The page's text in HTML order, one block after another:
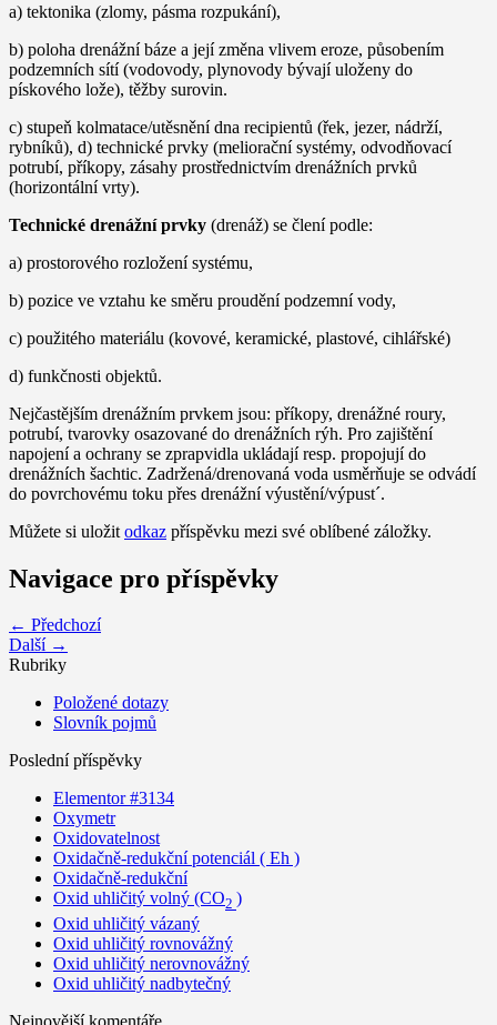
a) tektonika (zlomy, pásma rozpukání),
b) poloha drenážní báze a její změna vlivem eroze, působením
podzemních sítí (vodovody, plynovody bývají uloženy do
pískového lože), těžby surovin.
c) stupeň kolmatace/utěsnění dna recipientů (řek, jezer, nádrží,
rybníků), d) technické prvky (meliorační systémy, odvodňovací
potrubí, příkopy, zásahy prostřednictvím drenážních prvků
(horizontální vrty).
Technické drenážní prvky (drenáž) se člení podle:
a) prostorového rozložení systému,
b) pozice ve vztahu ke směru proudění podzemní vody,
c) použitého materiálu (kovové, keramické, plastové, cihlářské)
d) funkčnosti objektů.
Nejčastějším drenážním prvkem jsou: příkopy, drenážné roury,
potrubí, tvarovky osazované do drenážních rýh. Pro zajištění
napojení a ochrany se zprapvidla ukládají resp. propojují do
drenážních šachtic. Zadržená/drenovaná voda usměrňuje se odvádí
do povrchovému toku přes drenážní výustění/výpust´.
Můžete si uložit odkaz příspěvku mezi své oblíbené záložky.
Navigace pro příspěvky
← Předchozí
Další →
Rubriky
Položené dotazy
Slovník pojmů
Poslední příspěvky
Elementor #3134
Oxymetr
Oxidovatelnost
Oxidačně-redukční potenciál ( Eh )
Oxidačně-redukční
Oxid uhličitý volný (CO2 )
Oxid uhličitý vázaný
Oxid uhličitý rovnovážný
Oxid uhličitý nerovnovážný
Oxid uhličitý nadbytečný
Nejnovější komentáře